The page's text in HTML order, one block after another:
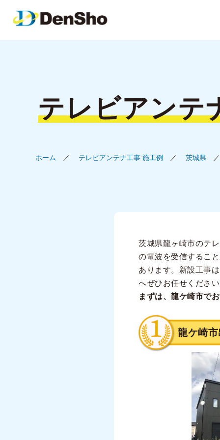
テレビアンテ
ホーム テレビアンテナ工事 施工例 茨城県
茨城県龍ヶ崎市のテ
の電波を受信するこ
あります。新設工事
へぜひお任せくださ
まずは、龍ケ崎市で
龍ケ崎